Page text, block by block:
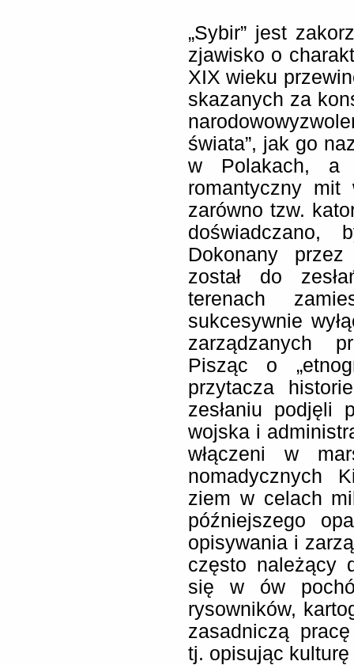
„Sybir” jest
zjawisko o
XIX wieku
skazanych za
świata”, jak go
w Polakach, a
romantyczny mit
zarówno tzw.
doświadczano,
Dokonany
został do
terenach
sukcesywnie
zarządzanych
Pisząc o
przytacza
zesłaniu podjęli
wojska i
włączeni w
nomadycznych
ziem w celach
późniejszego
opisywania i
często należący
się w ów
rysowników,
zasadniczą
tj. opisując